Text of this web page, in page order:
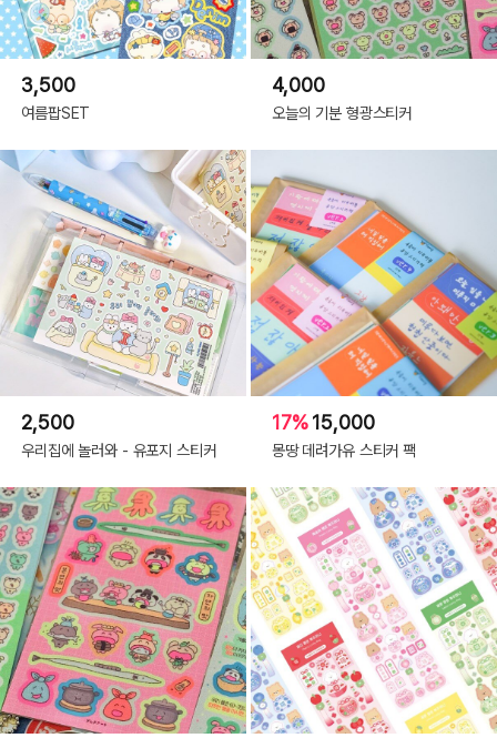
3,500
여름팝SET
4,000
오늘의 기분 형광스티커
2,500
우리집에 놀러와 - 유포지 스티커
17%15,000
몽땅 데려가유 스티커 팩